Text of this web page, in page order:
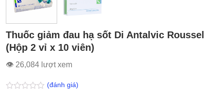
Thuốc giảm đau hạ sốt Di Antalvic Roussel
(Hộp 2 vỉ x 10 viên)
👁 26,084 lượt xem
(đánh giá)